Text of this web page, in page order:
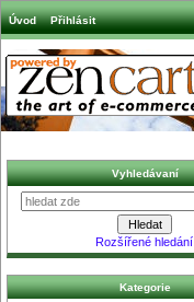
Úvod Přihlásit
Vyhledávaní
Rozšířené hledání
Kategorie